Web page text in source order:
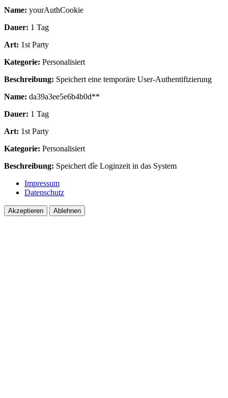
Name: yourAuthCookie
Dauer: 1 Tag
Art: 1st Party
Kategorie: Personalisiert
Beschreibung: Speichert eine temporäre User-Authentifizierung
Name: da39a3ee5e6b4b0d**
Dauer: 1 Tag
Art: 1st Party
Kategorie: Personalisiert
Beschreibung: Speichert dîe Loginzeit in das System
Impressum
Datenschutz
Akzeptieren Ablehnen